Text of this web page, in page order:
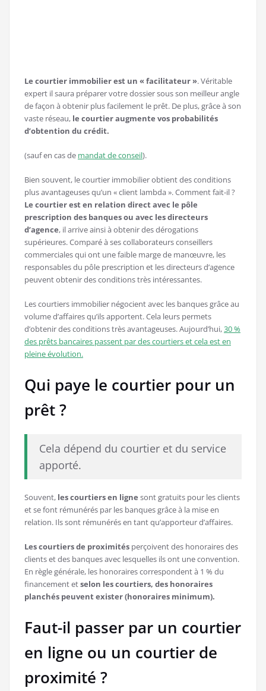
Le courtier immobilier est un « facilitateur ». Véritable
expert il saura préparer votre dossier sous son meilleur angle
de façon à obtenir plus facilement le prêt. De plus, grâce à son
vaste réseau, le courtier augmente vos probabilités
d’obtention du crédit.
(sauf en cas de mandat de conseil).
Bien souvent, le courtier immobilier obtient des conditions
plus avantageuses qu’un « client lambda ». Comment fait-il ?
Le courtier est en relation direct avec le pôle
prescription des banques ou avec les directeurs
d’agence, il arrive ainsi à obtenir des dérogations
supérieures. Comparé à ses collaborateurs conseillers
commerciales qui ont une faible marge de manœuvre, les
responsables du pôle prescription et les directeurs d’agence
peuvent obtenir des conditions très intéressantes.
Les courtiers immobilier négocient avec les banques grâce au
volume d’affaires qu’ils apportent. Cela leurs permets
d’obtenir des conditions très avantageuses. Aujourd’hui,30 %
des prêts bancaires passent par des courtiers et cela est en
pleine évolution.
Qui paye le courtier pour un
prêt ?
Cela dépend du courtier et du service
apporté.
Souvent, les courtiers en ligne sont gratuits pour les clients
et se font rémunérés par les banques grâce à la mise en
relation. Ils sont rémunérés en tant qu’apporteur d’affaires.
Les courtiers de proximités perçoivent des honoraires des
clients et des banques avec lesquelles ils ont une convention.
En règle générale, les honoraires correspondent à 1 % du
financement etselon les courtiers, des honoraires
planchés peuvent exister (honoraires minimum).
Faut-il passer par un courtier
en ligne ou un courtier de
proximité ?